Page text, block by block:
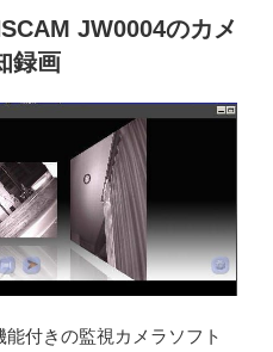
JW0004のカメ
録画
付きの監視カメラソフト